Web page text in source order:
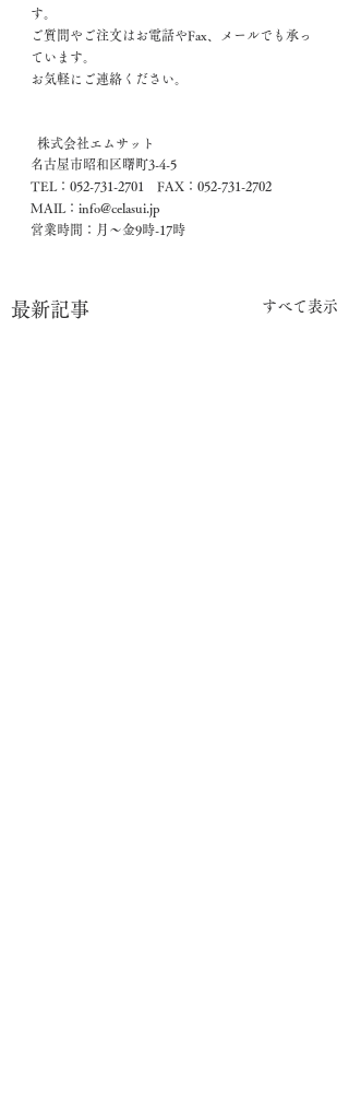
す。
ご質問やご注文はお電話やFax、メールでも承っ
ています。
お気軽にご連絡ください。
  株式会社エムサット
名古屋市昭和区曙町3-4-5
TEL：052-731-2701　FAX：052-731-2702
MAIL：info@celasui.jp
営業時間：月～金9時-17時
最新記事 すべて表示